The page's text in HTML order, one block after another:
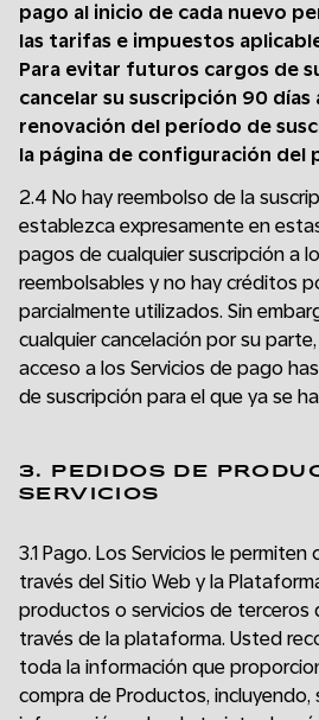
pago al inicio de cada nuevo
las tarifas e impuestos
Para evitar futuros cargos de
cancelar su suscripción 90
renovación del período de
la página de configuración del
2.4 No hay reembolso de la
establezca expresamente en
pagos de cualquier suscripción a
reembolsables y no hay créditos
parcialmente utilizados. Sin
cualquier cancelación por su
acceso a los Servicios de pago
de suscripción para el que ya se
3. PEDIDOS DE
SERVICIOS
3.1 Pago. Los Servicios le
través del Sitio Web y la
productos o servicios de terceros
través de la plataforma. Usted
toda la información que
compra de Productos, incluyendo,